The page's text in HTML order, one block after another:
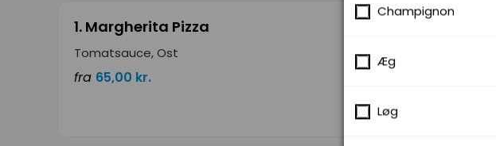
1. Margherita Pizza
Tomatsauce, Ost
fra 65,00 kr.
Champignon
Æg
Løg